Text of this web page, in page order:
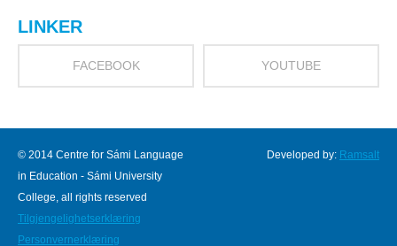
LINKER
FACEBOOK YOUTUBE
© 2014 Centre for Sámi Language
in Education - Sámi University
College, all rights reserved
Tilgjengelighetserklæring
Personvernerklæring
Developed by: Ramsalt